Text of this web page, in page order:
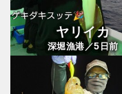
ヤリイカ
深堀漁港／5 日前